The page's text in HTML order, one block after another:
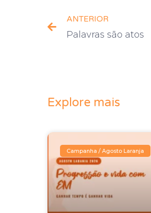
ANTERIOR
Palavras são atos
Explore mais
Campanha / Agosto Laranja